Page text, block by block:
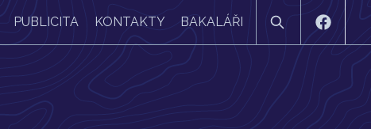
PUBLICITA KONTAKTY BAKALÁŘI